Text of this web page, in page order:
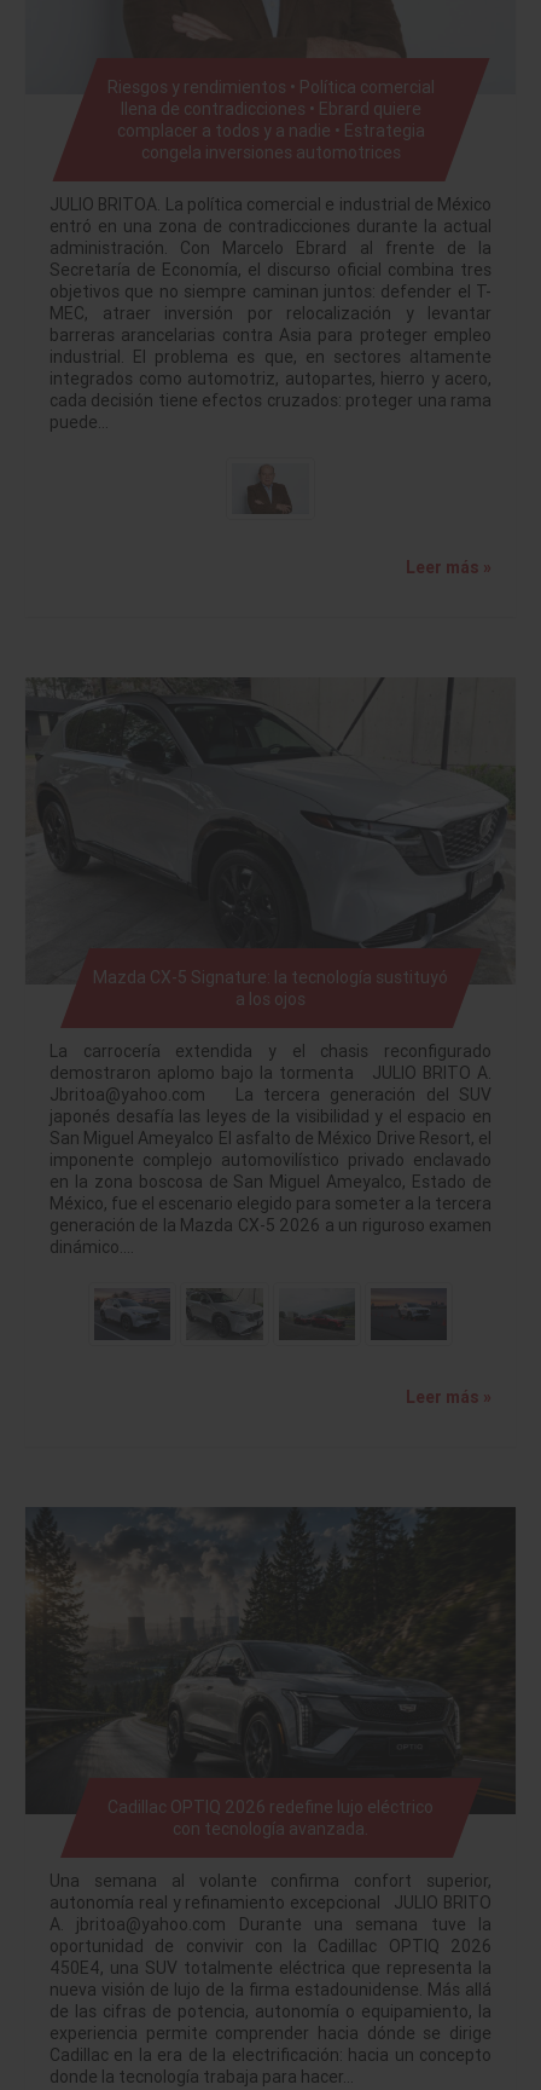
Riesgos y rendimientos • Política comercial
llena de contradicciones • Ebrard quiere
complacer a todos y a nadie • Estrategia
congela inversiones automotrices
JULIO BRITOA. La política comercial e industrial de México
entró en una zona de contradicciones durante la actual
administración. Con Marcelo Ebrard al frente de la
Secretaría de Economía, el discurso oficial combina tres
objetivos que no siempre caminan juntos: defender el T-
MEC, atraer inversión por relocalización y levantar
barreras arancelarias contra Asia para proteger empleo
industrial. El problema es que, en sectores altamente
integrados como automotriz, autopartes, hierro y acero,
cada decisión tiene efectos cruzados: proteger una rama
puede…
Leer más »
Mazda CX-5 Signature: la tecnología sustituyó
a los ojos
La carrocería extendida y el chasis reconfigurado
demostraron aplomo bajo la tormenta JULIO BRITO A.
Jbritoa@yahoo.com La tercera generación del SUV
japonés desafía las leyes de la visibilidad y el espacio en
San Miguel Ameyalco El asfalto de México Drive Resort, el
imponente complejo automovilístico privado enclavado
en la zona boscosa de San Miguel Ameyalco, Estado de
México, fue el escenario elegido para someter a la tercera
generación de la Mazda CX-5 2026 a un riguroso examen
dinámico.…
Leer más »
Cadillac OPTIQ 2026 redefine lujo eléctrico
con tecnología avanzada.
Una semana al volante confirma confort superior,
autonomía real y refinamiento excepcional JULIO BRITO
A. jbritoa@yahoo.com Durante una semana tuve la
oportunidad de convivir con la Cadillac OPTIQ 2026
450E4, una SUV totalmente eléctrica que representa la
nueva visión de lujo de la firma estadounidense. Más allá
de las cifras de potencia, autonomía o equipamiento, la
experiencia permite comprender hacia dónde se dirige
Cadillac en la era de la electrificación: hacia un concepto
donde la tecnología trabaja para hacer…